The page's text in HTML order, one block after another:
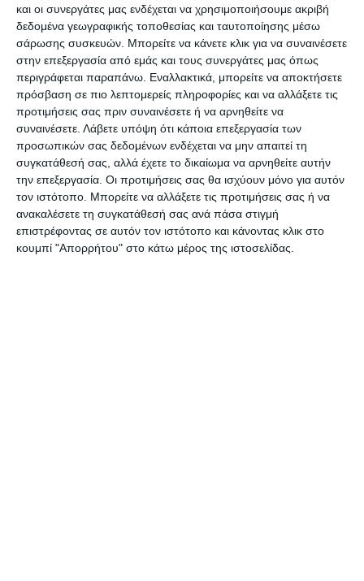
και οι συνεργάτες μας ενδέχεται να χρησιμοποιήσουμε ακριβή
δεδομένα γεωγραφικής τοποθεσίας και ταυτοποίησης μέσω
σάρωσης συσκευών. Μπορείτε να κάνετε κλικ για να συναινέσετε
στην επεξεργασία από εμάς και τους συνεργάτες μας όπως
περιγράφεται παραπάνω. Εναλλακτικά, μπορείτε να αποκτήσετε
πρόσβαση σε πιο λεπτομερείς πληροφορίες και να αλλάξετε τις
προτιμήσεις σας πριν συναινέσετε ή να αρνηθείτε να
συναινέσετε. Λάβετε υπόψη ότι κάποια επεξεργασία των
προσωπικών σας δεδομένων ενδέχεται να μην απαιτεί τη
συγκατάθεσή σας, αλλά έχετε το δικαίωμα να αρνηθείτε αυτήν
την επεξεργασία. Οι προτιμήσεις σας θα ισχύουν μόνο για αυτόν
τον ιστότοπο. Μπορείτε να αλλάξετε τις προτιμήσεις σας ή να
ανακαλέσετε τη συγκατάθεσή σας ανά πάσα στιγμή
επιστρέφοντας σε αυτόν τον ιστότοπο και κάνοντας κλικ στο
κουμπί "Απορρήτου" στο κάτω μέρος της ιστοσελίδας.
Συνθέσεις
Δόξα Δράμας (Κώστας Βασιλακάκης): Δαύκος,
Στεργιανός, Θεοδωρέλης (64′ Μουδούρογλου),
Μιλένκοβιτς, Μπουτζίκος, Ρούτσης (46′
Αμανατίδης), Λιαπάκης (76′ Μπέκας),
Βλασόπουλος, Κάσσος, Περπερίδης,
Διαμαντόπουλος.